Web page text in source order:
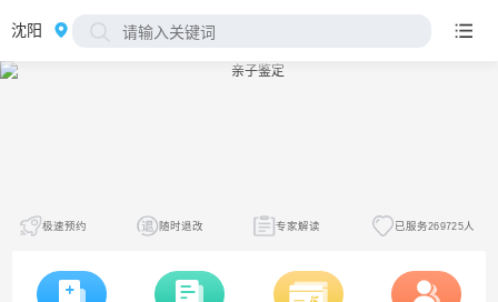
沈阳
极速预约 随时退改 专家解读 已服务269725人